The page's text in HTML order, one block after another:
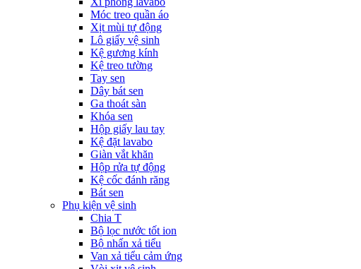
Móc treo quần áo
Xịt mùi tự động
Lô giấy vệ sinh
Kệ gương kính
Kệ treo tường
Tay sen
Dây bát sen
Ga thoát sàn
Khóa sen
Hộp giấy lau tay
Kệ đặt lavabo
Giàn vắt khăn
Hộp rửa tự động
Kệ cốc đánh răng
Bát sen
Phụ kiện vệ sinh
Chia T
Bộ lọc nước tốt ion
Bộ nhấn xả tiểu
Van xả tiểu cảm ứng